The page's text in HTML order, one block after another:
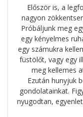
Először is, a
nagyon
Próbáljunk meg
egy kényelmes
egy számukra
füstölőt, vagy egy
meg kellemes
Ezután hunyjuk
gondolatainkat.
nyugodtan,